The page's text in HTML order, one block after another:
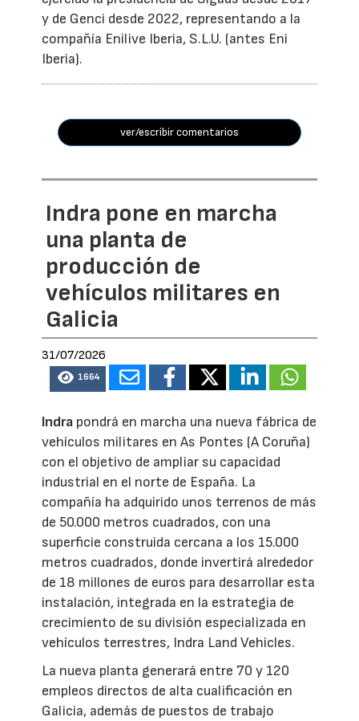
y de Genci desde 2022, representando a la
compañía Enilive Iberia, S.L.U. (antes Eni
Iberia).
ver/escribir comentarios
Indra pone en marcha
una planta de
producción de
vehículos militares en
Galicia
31/07/2026
1664
Indra pondrá en marcha una nueva fábrica de
vehículos militares en As Pontes (A Coruña)
con el objetivo de ampliar su capacidad
industrial en el norte de España. La
compañía ha adquirido unos terrenos de más
de 50.000 metros cuadrados, con una
superficie construida cercana a los 15.000
metros cuadrados, donde invertirá alrededor
de 18 millones de euros para desarrollar esta
instalación, integrada en la estrategia de
crecimiento de su división especializada en
vehículos terrestres, Indra Land Vehicles.
La nueva planta generará entre 70 y 120
empleos directos de alta cualificación en
Galicia, además de puestos de trabajo